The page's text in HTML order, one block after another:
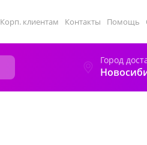
Корп. клиентам Контакты Помощь
Город